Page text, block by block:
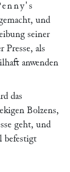
und
seiner
Presse, als
anwenden
das
Bolzens,
geht, und
befestigt